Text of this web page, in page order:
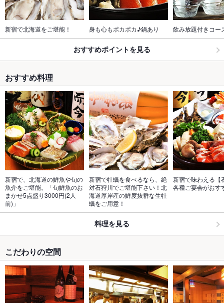
新宿で北海道をご堪能！ 身も心もポカポカ♪鍋あり 飲み放題付きコー
おすすめポイントを見る
おすすめ料理
新宿で、北海道の鮮魚や旬の
魚介をご堪能。「旬鮮魚のお
まかせ5点盛り3000円(2人
前)」
新宿で牡蠣を食べるなら、絶
対石狩川でご堪能下さい！北
海道厚岸産の鮮度抜群な生牡
蠣をご用意！
新宿で味わえる【
各種ご宴会がおす
料理を見る
こだわりの空間